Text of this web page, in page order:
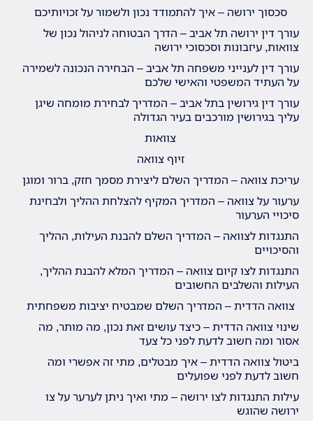
סכסוך ירושה – איך להתמודד נכון ולשמור על זכויותיכם
עורך דין ירושה תל אביב – הדרך הבטוחה לניהול נכון של
צוואות, עיזבונות וסכסוכי ירושה
עורך דין לענייני משפחה תל אביב – הבחירה הנכונה לשמירה
על העתיד המשפטי והאישי שלכם
עורך דין גירושין בתל אביב – המדריך לבחירת מומחה שיגן
עליך בגירושין מורכבים בעיר הגדולה
צוואות
זיוף צוואה
עריכת צוואה – המדריך השלם ליצירת מסמך חזק, ברור ומוגן
ערעור על צוואה – המדריך המקיף להצלחת ההליך ולבחינת
סיכויי הערעור
התנגדות לצוואה – המדריך השלם להבנת העילות, ההליך
והסיכויים
התנגדות לצו קיום צוואה – המדריך המלא להבנת ההליך,
העילות והשלבים החשובים
צוואה הדדית – המדריך השלם שמבטיח יציבות משפחתית
שינוי צוואה הדדית – כיצד עושים זאת נכון, מה מותר, מה
אסור ומה חשוב לדעת לפני כל צעד
ביטול צוואה הדדית – איך מבטלים, מתי זה אפשרי ומה
חשוב לדעת לפני שפועלים
עילות התנגדות לצו ירושה – מתי ואיך ניתן לערער על צו
ירושה שהוגש